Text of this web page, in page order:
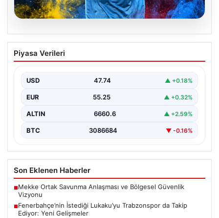
07.08.2026
Fenerbahçe’nin İstediği Lukaku’yu
Trabzonspor da Takip Ediyor: Yeni
İtalya Serie A'da Napoli forması giyen ve takımda
Piyasa Verileri
USD 47.74 ▲ +0.18%
EUR 55.25 ▲ +0.32%
ALTIN 6660.6 ▲ +2.59%
BTC 3086684 ▼ -0.16%
Son Eklenen Haberler
■Mekke Ortak Savunma Anlaşması ve Bölgesel Güvenlik
Vizyonu
■Fenerbahçe’nin İstediği Lukaku’yu Trabzonspor da Takip
Ediyor: Yeni Gelişmeler